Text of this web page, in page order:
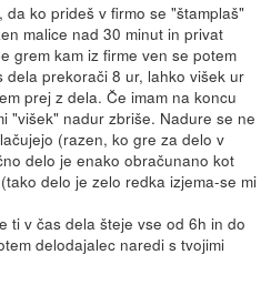
ko prideš v firmo se "štamplaš"
malice nad 30 minut in privat
grem kam iz firme ven se potem
prekorači 8 ur, lahko višek ur
prej z dela. Če imam na koncu
"višek" nadur zbriše. Nadure se ne
(razen, ko gre za delo v
delo je enako obračunano kot
delo je zelo redka izjema-se mi
ti v čas dela šteje vse od 6h in do
delodajalec naredi s tvojimi